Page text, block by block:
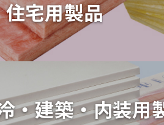
住宅用製品
住宅用製品
・建築・内装用